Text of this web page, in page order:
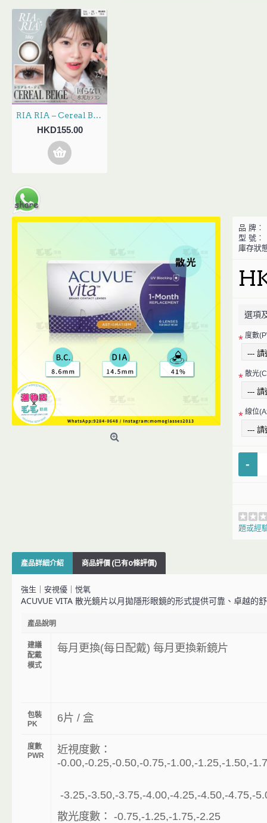
RIA RIA – Cereal Beige 日拋 10片裝 (門市現貨)
HKD155.00
品 牌︰
型 號︰
庫存狀
選項
* 度數
* 散光
* 線位
-
題或經
產品詳細介紹 商品評價 (已有0條評價)
強生｜安視優｜悦氧
ACUVUE VITA 散光鏡片以月拋隱形眼鏡的形式提供可靠、卓越的
產品說明
建議
配戴
模式
每月更換(每日配戴) 每月更換新鏡片
包裝
PK
6片 / 盒
度數
PWR
近視度數：
-0.00,-0.25,-0.50,-0.75,-1.00,-1.25,-1.50,-
-3.25,-3.50,-3.75,-4.00,-4.25,-4.50,-4.75,-
散光度數： -0.75,-1.25,-1.75,-2.25